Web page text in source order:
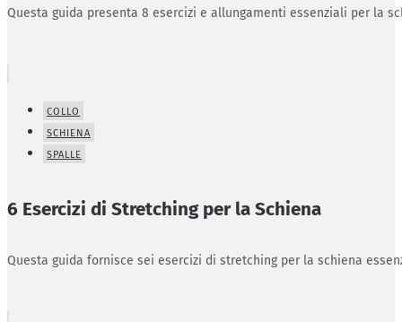
Questa guida presenta 8 esercizi e allungamenti essenziali per la
COLLO
SCHIENA
SPALLE
6 Esercizi di Stretching per la Schiena
Questa guida fornisce sei esercizi di stretching per la schiena